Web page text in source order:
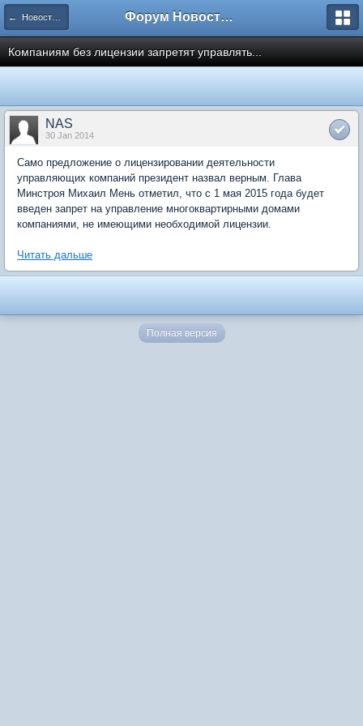
← Новости рынка недвижимости Форум Новостройки
Компаниям без лицензии запретят управлять...
NAS
30 Jan 2014
Само предложение о лицензировании деятельности
управляющих компаний президент назвал верным. Глава
Минстроя Михаил Мень отметил, что с 1 мая 2015 года будет
введен запрет на управление многоквартирными домами
компаниями, не имеющими необходимой лицензии.
Читать дальше
Полная версия